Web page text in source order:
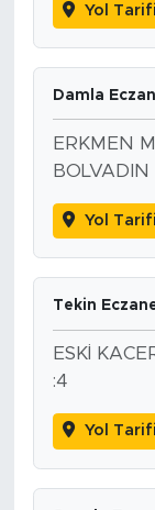
Yol
Damla
ERKMEN
BOLVADIN
Yol
Tekin
ESKİ
:4
Yol